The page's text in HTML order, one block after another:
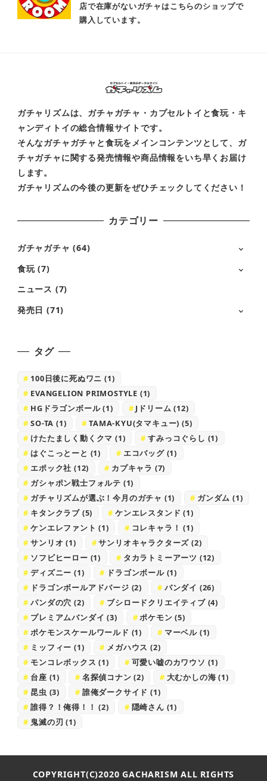
店で在庫がないガチャはこちらのショップで
購入しています。
ガチャリズムは、ガチャガチャ・カプセルトイと食玩・キ
ャンディトイの総合情報サイトです。
そんなガチャガチャと食玩をメインコンテンツとして、ガ
チャガチャに関する発売情報や商品情報をいち早くお届け
します。
ガチャリズムの今後の更新をぜひチェックしてください！
カテゴリー
ガチャガチャ (64)
食玩(7)
ニュース (7)
発売日 (71)
タグ
100日後に死ぬワニ (1)
EVANGELION PRIMOSTYLE (1)
HGドラゴンボール(1) Jドリーム (12)
SO-TA (1) TAMA-KYU(タマキュー) (5)
けたたましく動くクマ (1) すみっコぐらし (1)
はぐこっとーと (1) エコバッグ(1)
エポック社 (12) カプキャラ (7)
ガシャポン戦士フォルテ (1)
ガチャリズムが選ぶ！今月のガチャ (1) ガンダム (1)
キタンクラブ (5) ケンエレスタンド (1)
ケンエレファント (1) コレキャラ！ (1)
サンリオ (1) サンリオキャラクターズ (2)
ソフビヒーロー (1) タカラトミーアーツ (12)
ディズニー (1) ドラゴンボール(1)
ドラゴンボールアドバージ (2) バンダイ (26)
パンダの穴 (2) ブシロードクリエイティブ(4)
プレミアムバンダイ (3) ポケモン (5)
ポケモンスケールワールド (1) マーベル (1)
ミッフィー (1) メガハウス (2)
モンコレボックス (1) 可愛い嘘のカワウソ (1)
台座 (1) 名探偵コナン (2) 大むかしの海 (1)
昆虫 (3) 誰俺ダークサイド (1)
誰得？！俺得！！ (2) 隠崎さん (1)
鬼滅の刃 (1)
COPYRIGHT(C)2020 GACHARISMALL RIGHTS